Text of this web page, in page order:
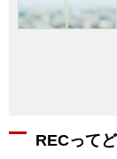
RECって